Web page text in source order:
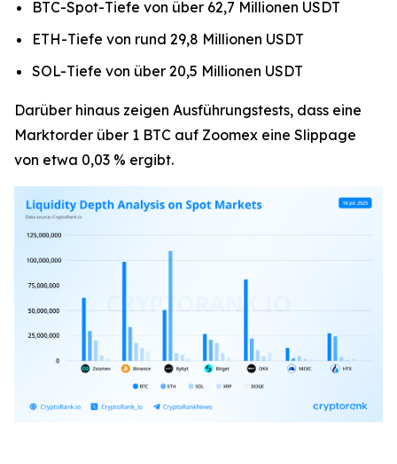
BTC-Spot-Tiefe von über 62,7 Millionen USDT
ETH-Tiefe von rund 29,8 Millionen USDT
SOL-Tiefe von über 20,5 Millionen USDT
Darüber hinaus zeigen Ausführungstests, dass eine
Marktorder über 1 BTC auf Zoomex eine Slippage
von etwa 0,03 % ergibt.